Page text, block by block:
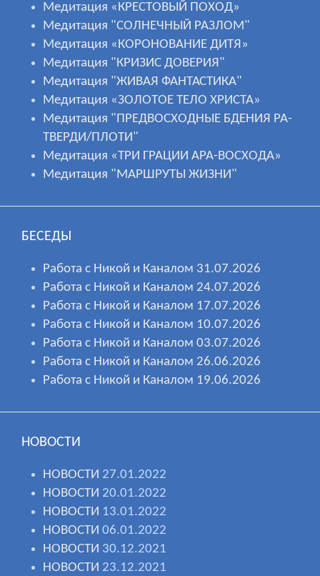
Медитация «КРЕСТОВЫЙ ПОХОД»
Медитация "СОЛНЕЧНЫЙ РАЗЛОМ"
Медитация «КОРОНОВАНИЕ ДИТЯ»
Медитация "КРИЗИС ДОВЕРИЯ"
Медитация "ЖИВАЯ ФАНТАСТИКА"
Медитация «ЗОЛОТОЕ ТЕЛО ХРИСТА»
Медитация "ПРЕДВОСХОДНЫЕ БДЕНИЯ РА-
ТВЕРДИ/ПЛОТИ"
Медитация «ТРИ ГРАЦИИ АРА-ВОСХОДА»
Медитация "МАРШРУТЫ ЖИЗНИ"
БЕСЕДЫ
Работа с Никой и Каналом 31.07.2026
Работа с Никой и Каналом 24.07.2026
Работа с Никой и Каналом 17.07.2026
Работа с Никой и Каналом 10.07.2026
Работа с Никой и Каналом 03.07.2026
Работа с Никой и Каналом 26.06.2026
Работа с Никой и Каналом 19.06.2026
НОВОСТИ
НОВОСТИ 27.01.2022
НОВОСТИ 20.01.2022
НОВОСТИ 13.01.2022
НОВОСТИ 06.01.2022
НОВОСТИ 30.12.2021
НОВОСТИ 23.12.2021